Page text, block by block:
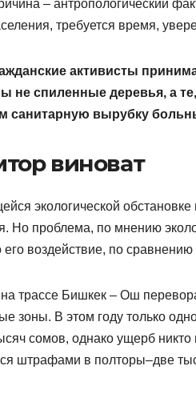
– антропологический
требуется время,
активисты
не спиленные деревья, а
санитарную вырубку
виноват
экологической
Но проблема, по мнению
его воздействие, по
трассе Бишкек – Ош
зоны. В этом году только
сомов, однако ущерб
штрафами в полторы–две